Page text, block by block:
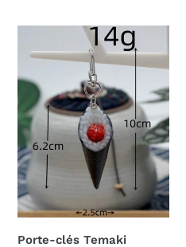
clés
Porte-clés Temaki